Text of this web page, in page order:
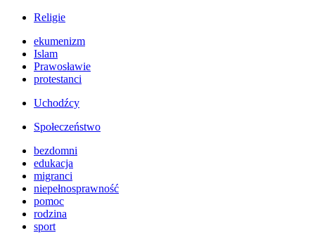
Religie
ekumenizm
Islam
Prawosławie
protestanci
Uchodźcy
Społeczeństwo
bezdomni
edukacja
migranci
niepełnosprawność
pomoc
rodzina
sport